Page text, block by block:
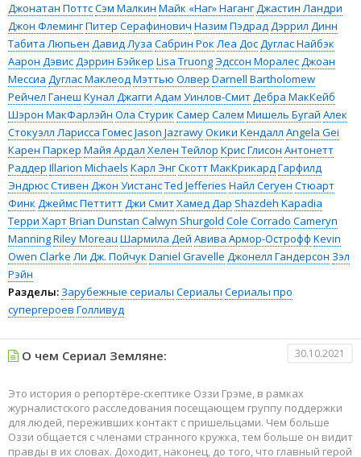
Джонатан ПоттсСэм Малкин Майк «Наг» НагангДжастин Ландри
Джон ФлемингПитер Серафинович Назим ПэдрадДэррил Динн
Табита Люпьен Давид Луза Сабрин Рок Леа ДосДуглас Найбэк
Аарон ДэвисДэррин Бэйкер Lisa TruongЭдссон МоралесДжоан
Мессиа Дуглас МаклеодМэттью Олвер Darnell Bartholomew
Рейчел Ганеш Кунал Джагги Адам Уинлов-СмитДебра МакКейб
Шэрон МакФарлэйн Ола Стурик Самер Салем Мишель Бугай Алек
Стокуэлл Ларисса ГомесJason JazrawyОкики Кендалл Angela Gei
Карен Паркер Майя Ардал Хелен Тейлор Крис Глисон Антонетт
Раддер Illarion Michaels Карл ЭнгСкотт МакКрикардГарфилд
ЭндрюсСтивен Джон УистансTed Jefferies Найл Сегуен Стюарт
Финк Джеймс ПеттиттДжи СмитХамед Дар Shazdeh Kapadia
Терри ХартBrian Dunstan Calwyn Shurgold Cole Corrado Cameryn
ManningRiley Moreau Шармила Дей Авива Армор-Острофф Kevin
Owen Clarke Ли Дж. Пойчук Daniel Gravelle Джонелл Гандерсон Зэл
Рэйн
Разделы: Зарубежные сериалы Сериалы Сериалы про
супергероев Голливуд
О чем Сериал Земляне: 30.10.2021
Это история о репортёре-скептике Оззи Грэме, в рамках
журналистского расследования посещающем группу поддержки
для людей, переживших контакт с пришельцами. Чем больше
Оззи общается с членами странного кружка, тем больше он видит
правды в их словах. Доходит, наконец, до того, что главный герой